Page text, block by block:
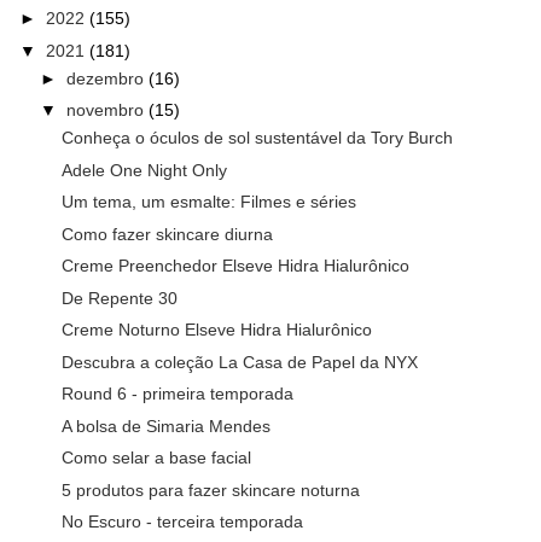
► 2022 (155)
▼ 2021 (181)
► dezembro (16)
▼ novembro (15)
Conheça o óculos de sol sustentável da Tory Burch
Adele One Night Only
Um tema, um esmalte: Filmes e séries
Como fazer skincare diurna
Creme Preenchedor Elseve Hidra Hialurônico
De Repente 30
Creme Noturno Elseve Hidra Hialurônico
Descubra a coleção La Casa de Papel da NYX
Round 6 - primeira temporada
A bolsa de Simaria Mendes
Como selar a base facial
5 produtos para fazer skincare noturna
No Escuro - terceira temporada